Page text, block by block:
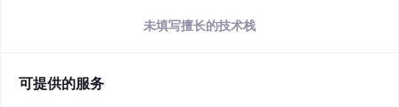
未填写擅长的技术栈
可提供的服务